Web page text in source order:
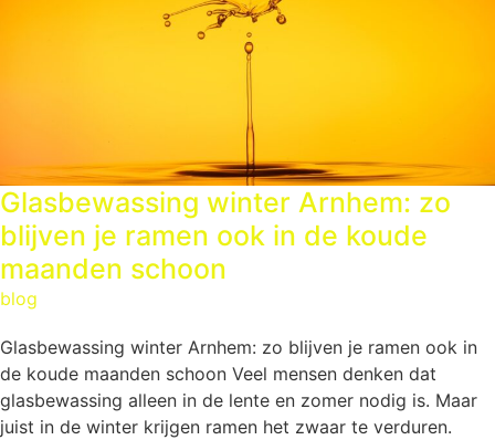
Glasbewassing winter Arnhem: zo
blijven je ramen ook in de koude
maanden schoon
blog
Glasbewassing winter Arnhem: zo blijven je ramen ook in
de koude maanden schoon Veel mensen denken dat
glasbewassing alleen in de lente en zomer nodig is. Maar
juist in de winter krijgen ramen het zwaar te verduren.